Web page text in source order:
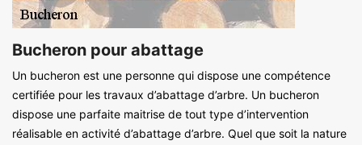
Bucheron pour abattage
Un bucheron est une personne qui dispose une compétence
certifiée pour les travaux d’abattage d’arbre. Un bucheron
dispose une parfaite maitrise de tout type d’intervention
réalisable en activité d’abattage d’arbre. Quel que soit la nature